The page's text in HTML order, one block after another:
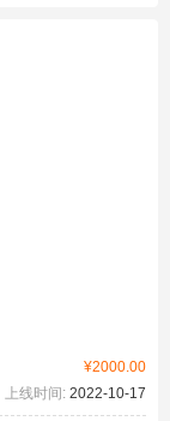
¥2000.00
上线时间: 2022-10-17